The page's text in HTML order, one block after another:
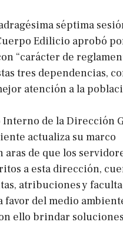
séptima
Edilicio aprobó
“carácter de
tres dependencias,
atención a la
Interno de la Dirección
actualiza su marco
aras de que los
a esta dirección,
atribuciones y
favor del medio
ello brindar